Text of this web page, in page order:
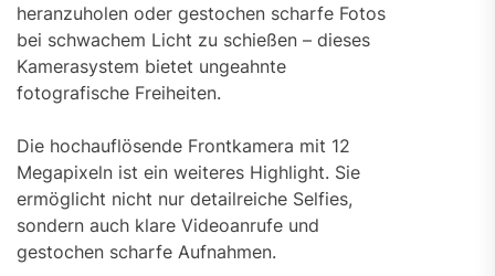
heranzuholen oder gestochen scharfe Fotos
bei schwachem Licht zu schießen – dieses
Kamerasystem bietet ungeahnte
fotografische Freiheiten.
Die hochauflösende Frontkamera mit 12
Megapixeln ist ein weiteres Highlight. Sie
ermöglicht nicht nur detailreiche Selfies,
sondern auch klare Videoanrufe und
gestochen scharfe Aufnahmen.